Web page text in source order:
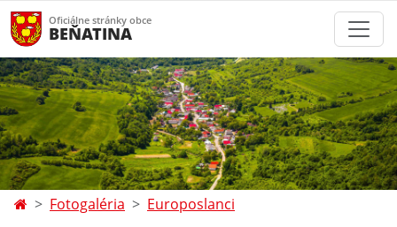
Oficiálne stránky obce
BEŇATINA
Fotogaléria Europoslanci